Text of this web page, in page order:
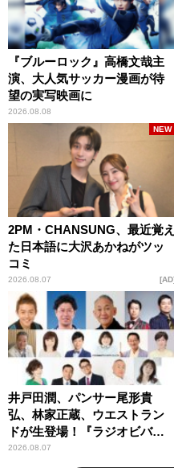
『ブルーロック』高橋文哉主
演、大人気サッカー漫画が待
望の実写映画に
2026.08.08
2PM・CHANSUNG、最近覚え
た日本語に大沢あかねがツッ
コミ
2026.08.07
NEW
AD
井戸田潤、パンサー尾形貴
弘、林家正蔵、ウエストラン
ドが生登場！『ラジオビバリ
ー昼ズ』
2026.08.07